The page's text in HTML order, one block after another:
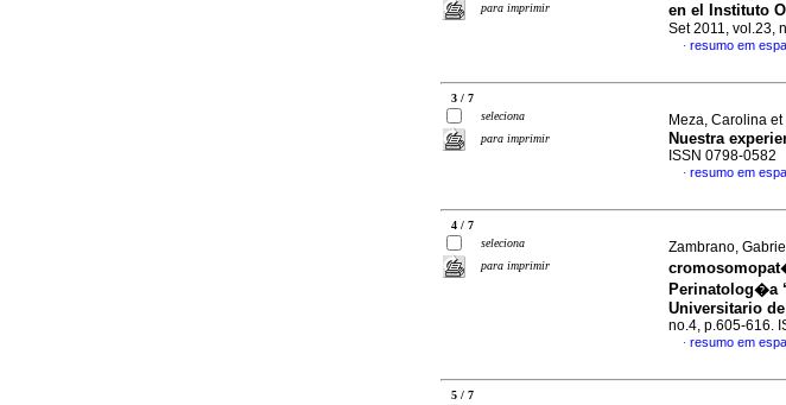
para imprimir
en el Instituto
Set 2011, vol.23,
· resumo em
3 / 7
seleciona
para imprimir
Meza, Carolina et
Nuestra
ISSN 0798-0582
· resumo em
4 / 7
seleciona
para imprimir
Zambrano,
Perinatolog�a
Universitario
no.4, p.605-616.
· resumo em
5 / 7